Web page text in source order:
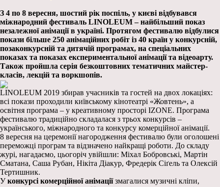
З 4 по 8 вересня, шостий рік поспіль, у києві відбувався
міжнародний фестиваль LINOLEUM – найбільший показ
незалежної анімації в україні. Протягом фестивалю відбулися
покази більше 250 анімаційних робіт із 40 країн у конкурсній,
позаконкурсній та дитячій програмах, на спеціальних
показах та показах експериментальної анімації та відеоарту.
Також пройшла серія безкоштовних тематичних майстер-
класів, лекцій та воркшопів.
LINOLEUM 2019 збирав учасників та гостей на двох локаціях:
всі покази проходили київському кінотеатрі «Жовтень», а
освітня програма – у креативному просторі IZONE. Програма
фестивалю традиційно складалася з трьох конкурсів –
українського, міжнародного та конкурсу комерційної анімації.
8 вересня на церемонії нагородження фестивалю були оголошені
переможці програм та відзначено найкращі роботи. До складу
журі, нагадаємо, цьогоріч увійшли: Міхал Бобровські, Мартін
Сматана, Саша Рубан, Нікіта Діакур, Фредерік Сіґель та Олексій
Тертишник.
Уконкурсі комерційної анімаціїзмагалися музичні кліпи,